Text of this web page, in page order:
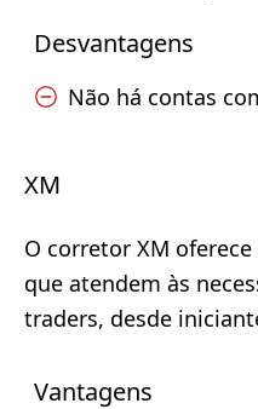
Desvantagens
Não há contas
XM
O corretor XM
que atendem às
traders, desde
Vantagens